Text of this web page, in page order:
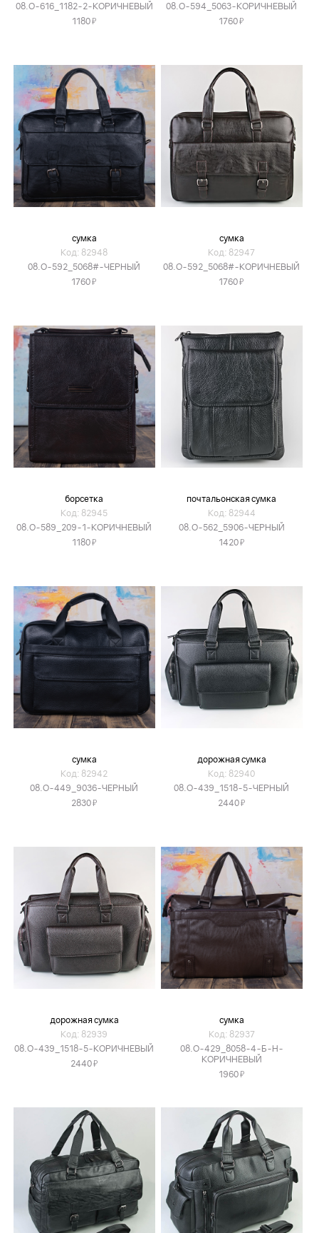
08.O-616_1182-2-КОРИЧНЕВЫЙ
1180Я
08.O-594_5063-КОРИЧНЕВЫЙ
1760Я
сумка
Код: 82948
08.O-592_5068#-ЧЕРНЫЙ
1760Я
сумка
Код: 82947
08.O-592_5068#-КОРИЧНЕВЫЙ
1760Я
борсетка
Код: 82945
08.O-589_209-1-КОРИЧНЕВЫЙ
1180Я
почтальонская сумка
Код: 82944
08.O-562_5906-ЧЕРНЫЙ
1420Я
сумка
Код: 82942
08.O-449_9036-ЧЕРНЫЙ
2830Я
дорожная сумка
Код: 82940
08.O-439_1518-5-ЧЕРНЫЙ
2440Я
дорожная сумка
Код: 82939
08.O-439_1518-5-КОРИЧНЕВЫЙ
2440Я
сумка
Код: 82937
08.O-429_8058-4-Б-Н-
КОРИЧНЕВЫЙ
1960Я